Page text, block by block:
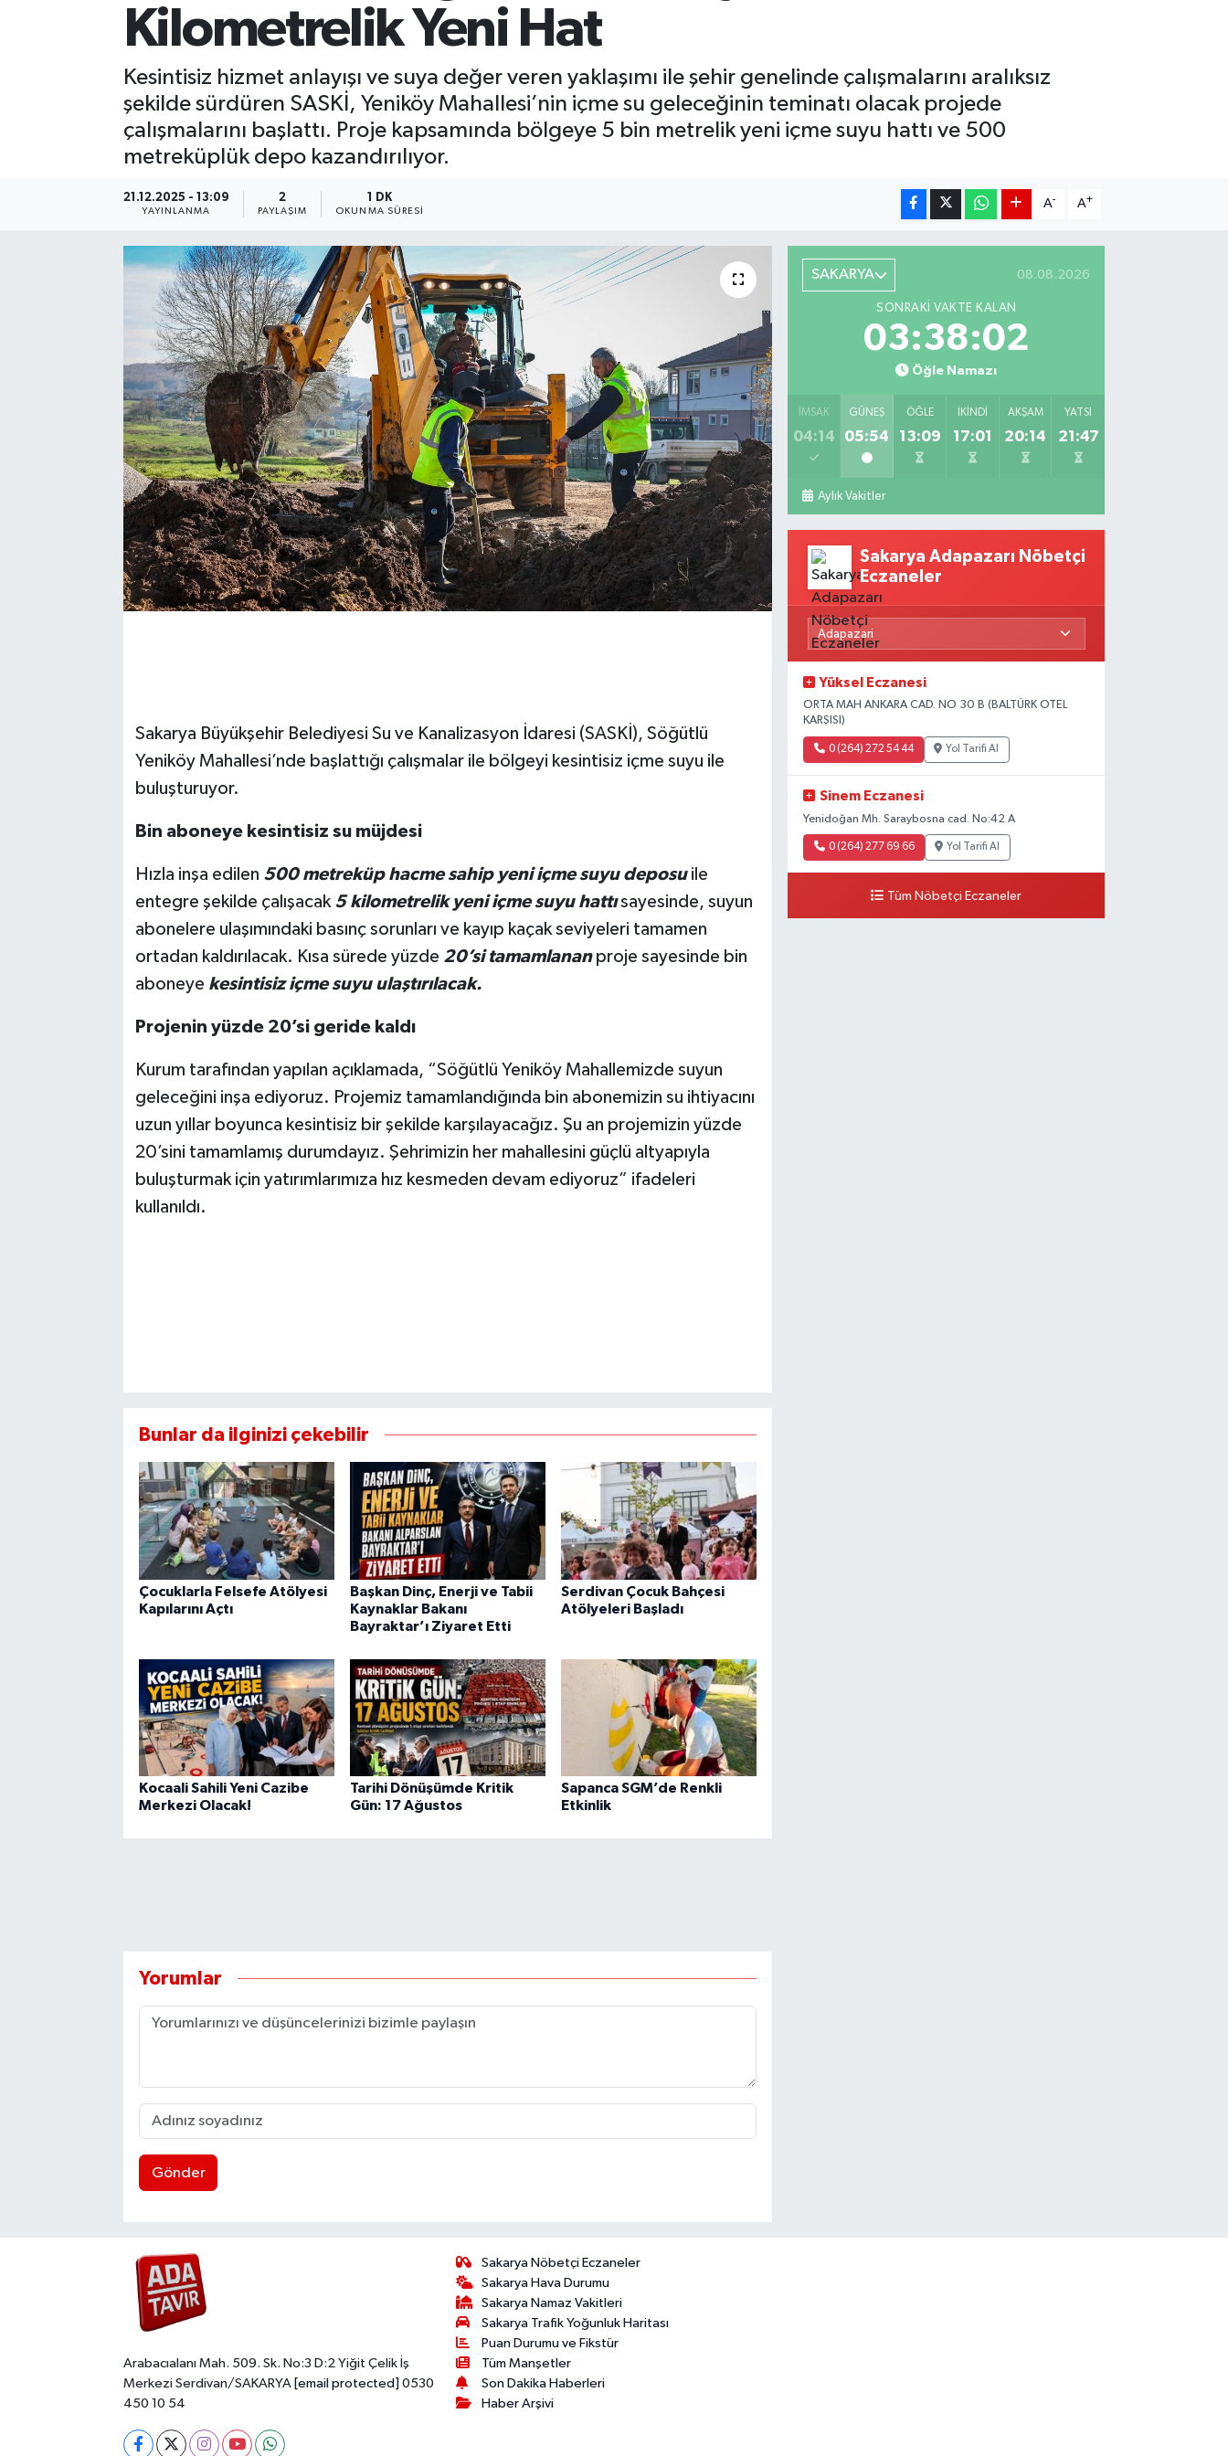
Kilometrelik Yeni Hat
Kesintisiz hizmet anlayışı ve suya değer veren yaklaşımı ile şehir genelinde çalışmalarını aralıksız
şekilde sürdüren SASKİ, Yeniköy Mahallesi’nin içme su geleceğinin teminatı olacak projede
çalışmalarını başlattı. Proje kapsamında bölgeye 5 bin metrelik yeni içme suyu hattı ve 500
metreküplük depo kazandırılıyor.
21.12.2025 - 13:09
YAYINLANMA
2
PAYLAŞIM
1 DK
OKUNMA SÜRESI
A- A+
Sakarya Büyükşehir Belediyesi Su ve Kanalizasyon İdaresi (SASKİ), Söğütlü
Yeniköy Mahallesi’nde başlattığı çalışmalar ile bölgeyi kesintisiz içme suyu ile
buluşturuyor.
Bin aboneye kesintisiz su müjdesi
Hızla inşa edilen 500 metreküp hacme sahip yeni içme suyu deposuile
entegre şekilde çalışacak 5 kilometrelik yeni içme suyu hattısayesinde, suyun
abonelere ulaşımındaki basınç sorunları ve kayıp kaçak seviyeleri tamamen
ortadan kaldırılacak. Kısa sürede yüzde 20’si tamamlananproje sayesinde bin
aboneye kesintisiz içme suyu ulaştırılacak.
Projenin yüzde 20’si geride kaldı
Kurum tarafından yapılan açıklamada, “Söğütlü Yeniköy Mahallemizde suyun
geleceğini inşa ediyoruz. Projemiz tamamlandığında bin abonemizin su ihtiyacını
uzun yıllar boyunca kesintisiz bir şekilde karşılayacağız. Şu an projemizin yüzde
20’sini tamamlamış durumdayız. Şehrimizin her mahallesini güçlü altyapıyla
buluşturmak için yatırımlarımıza hız kesmeden devam ediyoruz” ifadeleri
kullanıldı.
Bunlar da ilginizi çekebilir
Çocuklarla Felsefe Atölyesi
Kapılarını Açtı
Başkan Dinç, Enerji ve Tabii
Kaynaklar Bakanı
Bayraktar’ı Ziyaret Etti
Serdivan Çocuk Bahçesi
Atölyeleri Başladı
Kocaali Sahili Yeni Cazibe
Merkezi Olacak!
Tarihi Dönüşümde Kritik
Gün: 17 Ağustos
Sapanca SGM’de Renkli
Etkinlik
Yorumlar
Gönder
SAKARYA 08.08.2026
SONRAKI VAKTE KALAN
03:38:01
Öğle Namazı
İMSAK
04:14
GÜNEŞ
05:54
ÖĞLE
13:09
İKINDI
17:01
AKŞAM
20:14
YATSI
21:47
Aylık Vakitler
Sakarya Adapazarı Nöbetçi
Eczaneler
Yüksel Eczanesi
ORTA MAH ANKARA CAD. NO 30 B (BALTÜRK OTEL
KARŞISI)
0 (264) 272 54 44 Yol Tarifi Al
Sinem Eczanesi
Yenidoğan Mh. Saraybosna cad. No:42 A
0 (264) 277 69 66 Yol Tarifi Al
Tüm Nöbetçi Eczaneler
Arabacıalanı Mah. 509. Sk. No:3 D:2 Yiğit Çelik İş
Merkezi Serdivan/SAKARYA [email protected] 0530
450 10 54
Sakarya Nöbetçi Eczaneler
Sakarya Hava Durumu
Sakarya Namaz Vakitleri
Sakarya Trafik Yoğunluk Haritası
Puan Durumu ve Fikstür
Tüm Manşetler
Son Dakika Haberleri
Haber Arşivi